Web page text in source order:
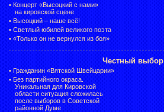
• Концерт «Высоцкий с нами»
на кировской сцене
• Высоцкий – наше всё!
• Светлый юбилей великого поэта
• «Только он не вернулся из боя»
Честный выбор
• Гражданин «Вятской Швейцарии»
• Без партийного окраса.
Уникальная для Кировской
области ситуация сложилась
после выборов в Советской
районной Думе